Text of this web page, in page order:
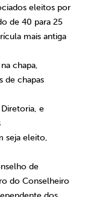
eleitos por
de 40 para 25
mais antiga
chapa,
de chapas
e
seja eleito,
de
do Conselheiro